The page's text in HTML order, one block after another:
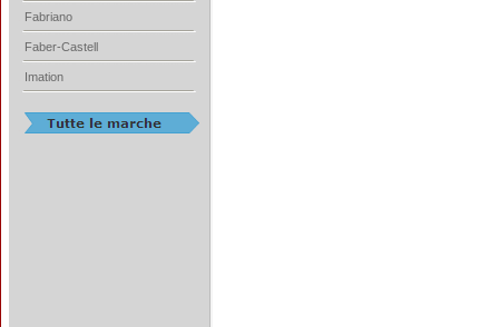
Fabriano
Faber-Castell
Imation